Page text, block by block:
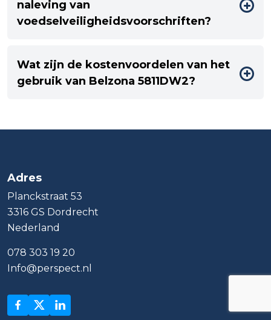
naleving van
voedselveiligheidsvoorschriften?
Wat zijn de kostenvoordelen van het
gebruik van Belzona 5811DW2?
Adres
Planckstraat 53
3316 GS Dordrecht
Nederland
078 303 19 20
Info@perspect.nl